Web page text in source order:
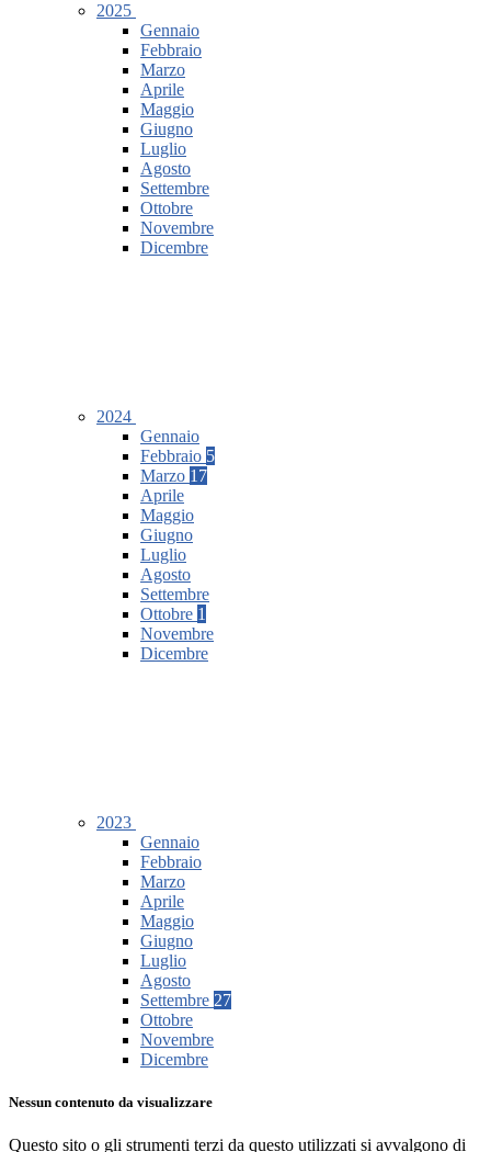
2025
Gennaio
Febbraio
Marzo
Aprile
Maggio
Giugno
Luglio
Agosto
Settembre
Ottobre
Novembre
Dicembre
2024
Gennaio
Febbraio 5
Marzo 17
Aprile
Maggio
Giugno
Luglio
Agosto
Settembre
Ottobre 1
Novembre
Dicembre
2023
Gennaio
Febbraio
Marzo
Aprile
Maggio
Giugno
Luglio
Agosto
Settembre 27
Ottobre
Novembre
Dicembre
Nessun contenuto da visualizzare
Questo sito o gli strumenti terzi da questo utilizzati si avvalgono di